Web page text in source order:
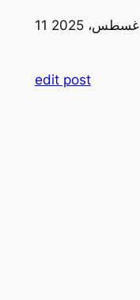
11 أغسطس، 2025
edit post